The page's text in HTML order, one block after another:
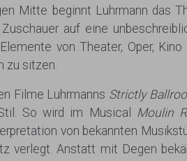
Mitte beginnt Luhrmann das
auf eine
von Theater, Oper,
zu sitzen.
Filme Luhrmanns Strictly
So wird im Musical Moulin
von bekannten
verlegt. Anstatt mit Degen